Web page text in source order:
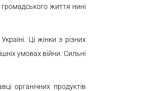
громадського життя нині
Ці жінки з різних
умовах війни. Сильні
органічних продуктів